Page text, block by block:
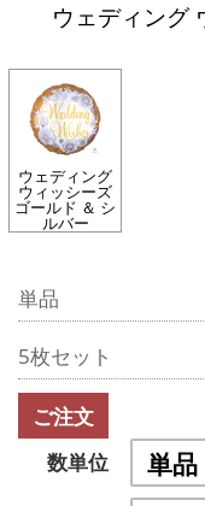
ウェディング
ウェディング
ウィッシーズ
ゴールド ＆ シ
ルバー
単品
5枚セット
ご注文
数単位